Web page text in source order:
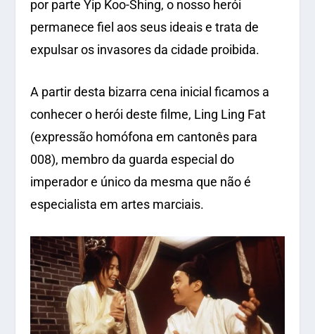
por parte Yip Koo-Shing, o nosso herói
permanece fiel aos seus ideais e trata de
expulsar os invasores da cidade proibida.
A partir desta bizarra cena inicial ficamos a
conhecer o herói deste filme, Ling Ling Fat
(expressão homófona em cantonês para
008), membro da guarda especial do
imperador e único da mesma que não é
especialista em artes marciais.